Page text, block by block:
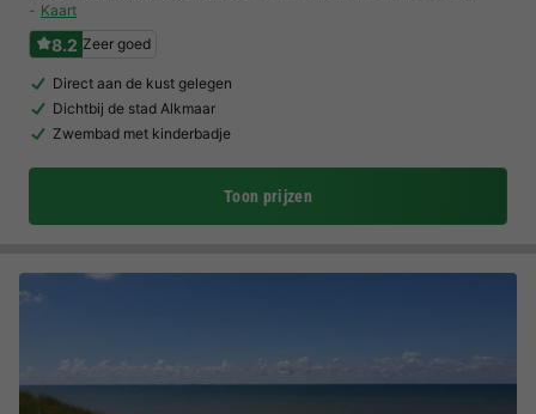
Kaart
8.2 Zeer goed
Direct aan de kust gelegen
Dichtbij de stad Alkmaar
Zwembad met kinderbadje
Toon prijzen